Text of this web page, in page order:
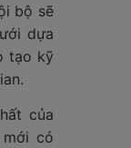
bộ sẽ
dựa
tạo kỹ
của
mới có